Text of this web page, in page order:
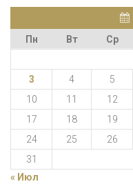
Пн
Вт Ср
3
4 5
10
11 12
17
18 19
24
25 26
31
« Июл